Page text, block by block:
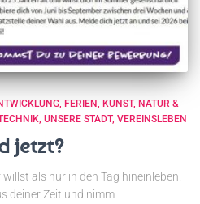
FERIEN KUNST NATUR &
UNSERE STADT VEREINSLEBEN
jetzt?
als nur in den Tag hineinleben.
deiner Zeit und nimm